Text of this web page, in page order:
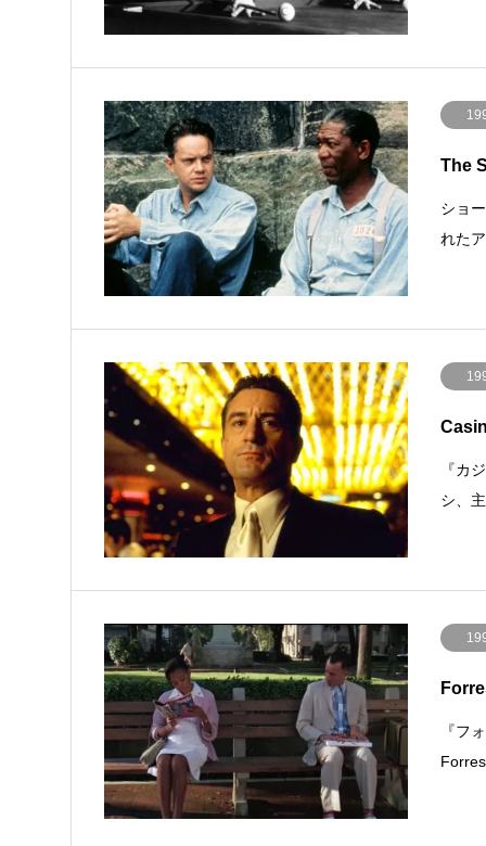
The
ショ
れた
『カ
シ、
『フ